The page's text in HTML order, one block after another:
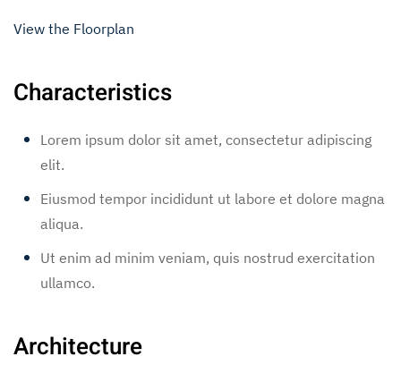
View the Floorplan
Characteristics
Lorem ipsum dolor sit amet, consectetur adipiscing
elit.
Eiusmod tempor incididunt ut labore et dolore magna
aliqua.
Ut enim ad minim veniam, quis nostrud exercitation
ullamco.
Architecture